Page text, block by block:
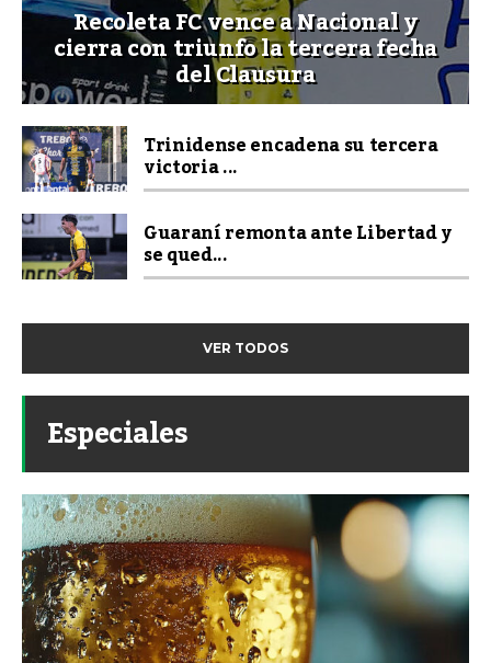
Recoleta FC vence a Nacional y
cierra con triunfo la tercera fecha
del Clausura
Trinidense encadena su tercera
victoria ...
Guaraní remonta ante Libertad y
se qued...
VER TODOS
Especiales